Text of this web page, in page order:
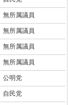
無所属議員
無所属議員
無所属議員
無所属議員
公明党
自民党